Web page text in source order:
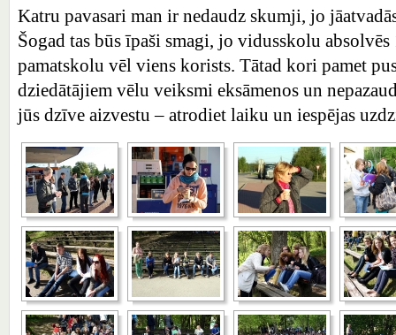
Katru pavasari man ir nedaudz skumji, jo
Šogad tas būs īpaši smagi, jo vidusskolu
pamatskolu vēl viens korists. Tātad kori pamet
dziedātājiem vēlu veiksmi eksāmenos un
jūs dzīve aizvestu – atrodiet laiku un iespējas